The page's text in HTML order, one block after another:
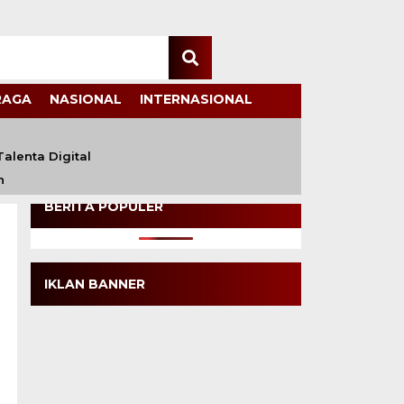
NASIONAL INTERNASIONAL
Digital
BERITA POPULER
IKLAN BANNER